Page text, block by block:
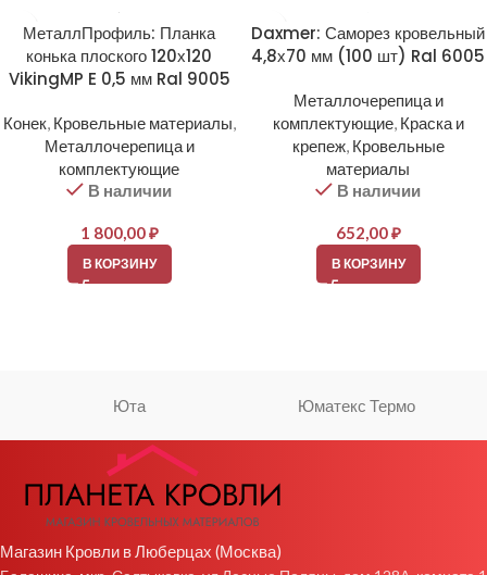
МеталлПрофиль: Планка
конька плоского 120х120
VikingMP E 0,5 мм Ral 9005
Конек, Кровельные материалы,
Металлочерепица и
комплектующие
В наличии
1 800,00₽
В КОРЗИНУ
Daxmer: Саморез кровельный
4,8х70 мм (100 шт) Ral 6005
Металлочерепица и
комплектующие, Краска и
крепеж, Кровельные
материалы
В наличии
652,00₽
В КОРЗИНУ
Юта Юматекс Термо
Магазин Кровли в Люберцах (Москва)